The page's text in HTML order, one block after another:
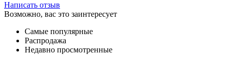
Написать отзыв
Возможно, вас это заинтересует
Самые популярные
Распродажа
Недавно просмотренные